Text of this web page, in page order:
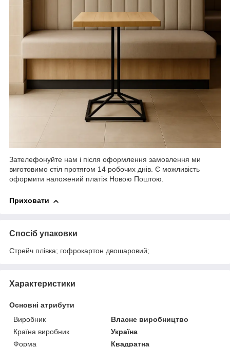
Зателефонуйте нам і після оформлення замовлення ми
виготовимо стіл протягом 14 робочих днів. Є можливість
оформити наложений платіж Новою Поштою.
Приховати
Спосіб упаковки
Стрейч плівка; гофрокартон двошаровий;
Характеристики
Основні атрибути
Виробник
Власне виробництво
Країна виробник
Україна
Форма
Квадратна